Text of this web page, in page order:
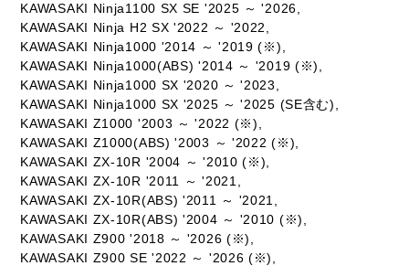
閉じる
KAWASAKI Ninja1100 SX SE '2025 ～ '2026,
KAWASAKI Ninja H2 SX '2022 ～ '2022,
KAWASAKI Ninja1000 '2014 ～ '2019 (※),
KAWASAKI Ninja1000(ABS) '2014 ～ '2019 (※),
KAWASAKI Ninja1000 SX '2020 ～ '2023,
KAWASAKI Ninja1000 SX '2025 ～ '2025 (SE含む),
KAWASAKI Z1000 '2003 ～ '2022 (※),
KAWASAKI Z1000(ABS) '2003 ～ '2022 (※),
KAWASAKI ZX-10R '2004 ～ '2010 (※),
KAWASAKI ZX-10R '2011 ～ '2021,
KAWASAKI ZX-10R(ABS) '2011 ～ '2021,
KAWASAKI ZX-10R(ABS) '2004 ～ '2010 (※),
KAWASAKI Z900 '2018 ～ '2026 (※),
KAWASAKI Z900 SE '2022 ～ '2026 (※),